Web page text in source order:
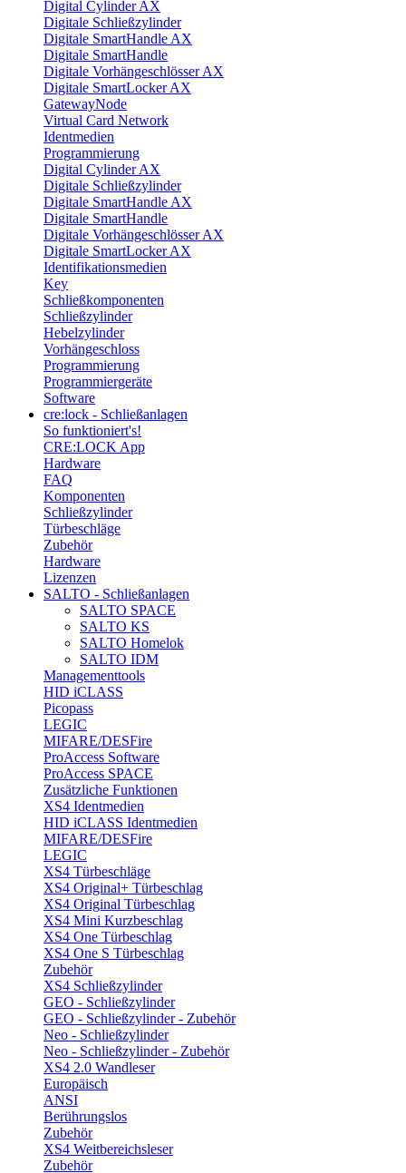
Digital Cylinder AX
Digitale Schließzylinder
Digitale SmartHandle AX
Digitale SmartHandle
Digitale Vorhängeschlösser AX
Digitale SmartLocker AX
GatewayNode
Virtual Card Network
Identmedien
Programmierung
Digital Cylinder AX
Digitale Schließzylinder
Digitale SmartHandle AX
Digitale SmartHandle
Digitale Vorhängeschlösser AX
Digitale SmartLocker AX
Identifikationsmedien
Key
Schließkomponenten
Schließzylinder
Hebelzylinder
Vorhängeschloss
Programmierung
Programmiergeräte
Software
cre:lock - Schließanlagen
So funktioniert's!
CRE:LOCK App
Hardware
FAQ
Komponenten
Schließzylinder
Türbeschläge
Zubehör
Hardware
Lizenzen
SALTO - Schließanlagen
SALTO SPACE
SALTO KS
SALTO Homelok
SALTO IDM
Managementtools
HID iCLASS
Picopass
LEGIC
MIFARE/DESFire
ProAccess Software
ProAccess SPACE
Zusätzliche Funktionen
XS4 Identmedien
HID iCLASS Identmedien
MIFARE/DESFire
LEGIC
XS4 Türbeschläge
XS4 Original+ Türbeschlag
XS4 Original Türbeschlag
XS4 Mini Kurzbeschlag
XS4 One Türbeschlag
XS4 One S Türbeschlag
Zubehör
XS4 Schließzylinder
GEO - Schließzylinder
GEO - Schließzylinder - Zubehör
Neo - Schließzylinder
Neo - Schließzylinder - Zubehör
XS4 2.0 Wandleser
Europäisch
ANSI
Berührungslos
Zubehör
XS4 Weitbereichsleser
Zubehör